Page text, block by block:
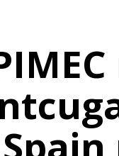
Spain